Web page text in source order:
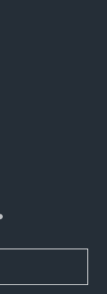
SoundCloud